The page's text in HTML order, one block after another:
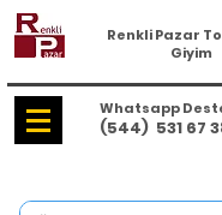
Renkli Pazar
Giyim
Whatsapp
(544) 531 67